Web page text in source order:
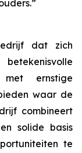
dat zich
met ernstige
waar de
combineert
solide basis
te